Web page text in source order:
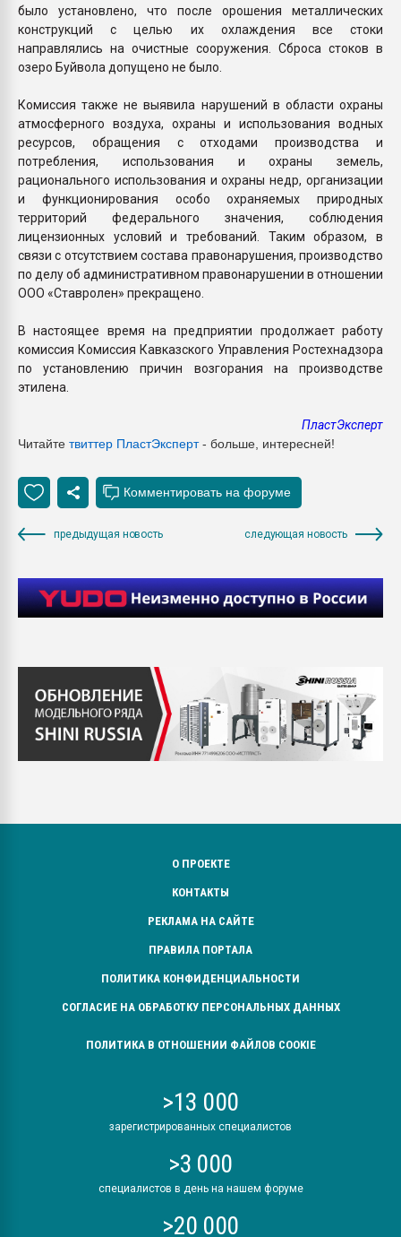
было установлено, что после орошения металлических
конструкций с целью их охлаждения все стоки
направлялись на очистные сооружения. Сброса стоков в
озеро Буйвола допущено не было.
Комиссия также не выявила нарушений в области охраны
атмосферного воздуха, охраны и использования водных
ресурсов, обращения с отходами производства и
потребления, использования и охраны земель,
рационального использования и охраны недр, организации
и функционирования особо охраняемых природных
территорий федерального значения, соблюдения
лицензионных условий и требований. Таким образом, в
связи с отсутствием состава правонарушения, производство
по делу об административном правонарушении в отношении
ООО «Ставролен» прекращено.
В настоящее время на предприятии продолжает работу
комиссия Комиссия Кавказского Управления Ростехнадзора
по установлению причин возгорания на производстве
этилена.
ПластЭксперт
Читайте твиттер ПластЭксперт- больше, интересней!
предыдущая новость следующая новость
О ПРОЕКТЕ
КОНТАКТЫ
РЕКЛАМА НА САЙТЕ
ПРАВИЛА ПОРТАЛА
ПОЛИТИКА КОНФИДЕНЦИАЛЬНОСТИ
СОГЛАСИЕ НА ОБРАБОТКУ ПЕРСОНАЛЬНЫХ ДАННЫХ
ПОЛИТИКА В ОТНОШЕНИИ ФАЙЛОВ COOKIE
>13 000
зарегистрированных специалистов
>3 000
специалистов в день на нашем форуме
>20 000